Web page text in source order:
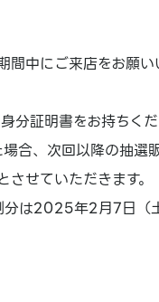
中にご来店をお願い
証明書をお持ちくだ
合、次回以降の抽選
せていただきます。
は2025年2月7日（